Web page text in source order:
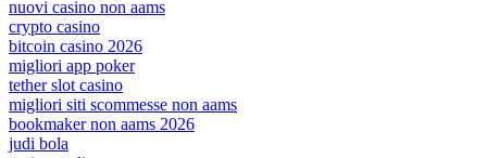
nuovi casino non aams
crypto casino
bitcoin casino 2026
migliori app poker
tether slot casino
migliori siti scommesse non aams
bookmaker non aams 2026
judi bola